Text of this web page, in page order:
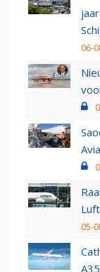
06-
05-